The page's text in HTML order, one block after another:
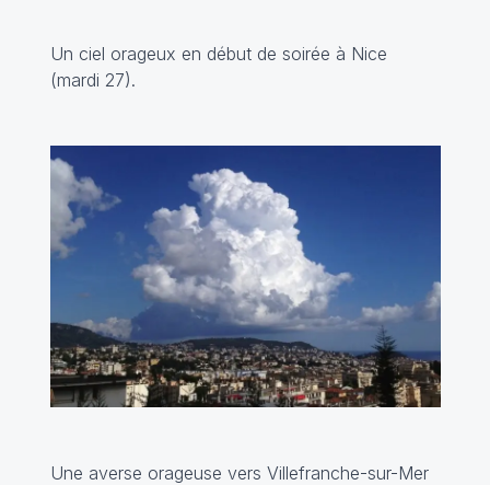
Un ciel orageux en début de soirée à Nice
(mardi 27).
Une averse orageuse vers Villefranche-sur-Mer